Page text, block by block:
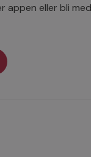
appen eller bli